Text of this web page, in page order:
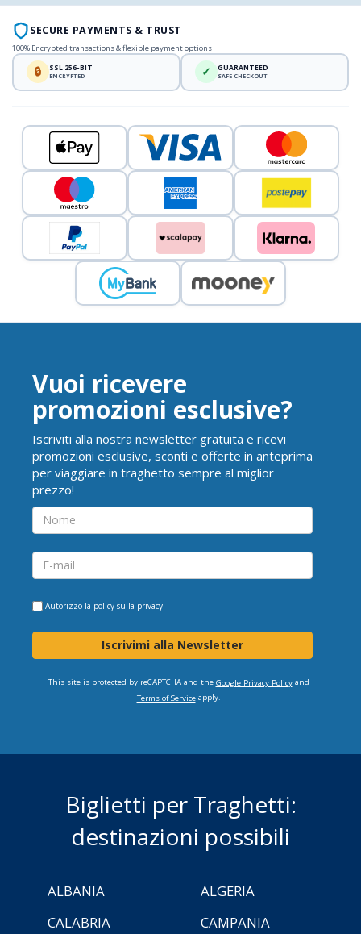
SECURE PAYMENTS & TRUST
100% Encrypted transactions & flexible payment options
🔒 SSL 256-BIT
ENCRYPTED ✓ GUARANTEED
SAFE CHECKOUT
Vuoi ricevere
promozioni esclusive?
Iscriviti alla nostra newsletter gratuita e ricevi
promozioni esclusive, sconti e offerte in anteprima
per viaggiare in traghetto sempre al miglior
prezzo!
Autorizzo la policy sulla privacy
Iscrivimi alla Newsletter
This site is protected by reCAPTCHA and the Google Privacy Policyand
Terms of Serviceapply.
Biglietti per Traghetti:
destinazioni possibili
ALBANIA
ALGERIA
CALABRIA
CAMPANIA